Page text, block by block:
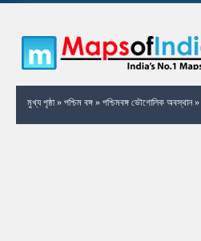
মুখ্য পৃষ্ঠা» পশ্চিম বঙ্গ» পশ্চিমবঙ্গ ভৌগোলিক অবস্থান»